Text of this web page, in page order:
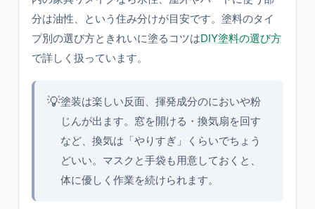
分は油性、という住み分けが目安です。塗料のタイ
プ別の選び方ときれいに塗るコツはDIY塗料の選び方
で詳しく扱っています。
💡塗装は楽しい反面、揮発成分のにおいや粉
じんが出ます。窓を開ける・換気扇を回す
など、換気は「やりすぎ」くらいでちょう
どいい。マスクと手袋も用意しておくと、
体に優しく作業を続けられます。